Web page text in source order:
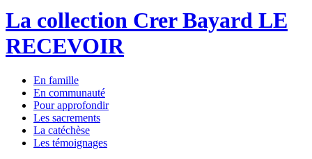
La collection Crer Bayard LE
RECEVOIR
En famille
En communauté
Pourapprofondir
Les sacrements
La catéchèse
Les témoignages